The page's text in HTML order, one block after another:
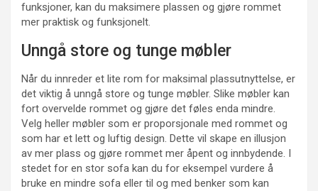
funksjoner, kan du maksimere plassen og gjøre rommet
mer praktisk og funksjonelt.
Unngå store og tunge møbler
Når du innreder et lite rom for maksimal plassutnyttelse, er
det viktig å unngå store og tunge møbler. Slike møbler kan
fort overvelde rommet og gjøre det føles enda mindre.
Velg heller møbler som er proporsjonale med rommet og
som har et lett og luftig design. Dette vil skape en illusjon
av mer plass og gjøre rommet mer åpent og innbydende. I
stedet for en stor sofa kan du for eksempel vurdere å
bruke en mindre sofa eller til og med benker som kan